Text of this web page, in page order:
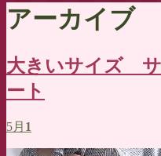
アーカイブ
大きいサイズ サ
ート
5月 1